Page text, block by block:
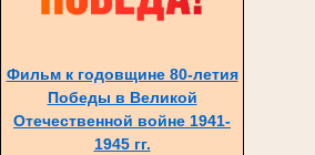
Фильм к годовщине 80-летия
Победы в Великой
Отечественной войне 1941-
1945 гг.